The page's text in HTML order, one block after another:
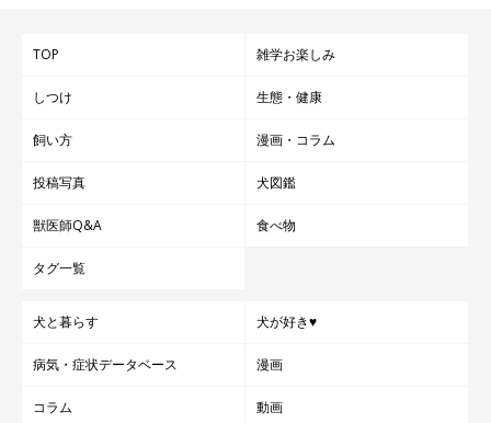
TOP 雑学お楽しみ
しつけ 生態・健康
飼い方 漫画・コラム
投稿写真 犬図鑑
獣医師Q&A 食べ物
タグ一覧
犬と暮らす 犬が好き♥
病気・症状データベース 漫画
コラム 動画